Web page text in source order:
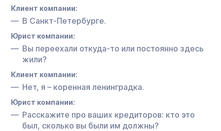
Клиент компании:
В Санкт-Петербурге.
Юрист компании:
Вы переехали откуда-то или постоянно здесь
жили?
Клиент компании:
Нет, я – коренная ленинградка.
Юрист компании:
Расскажите про ваших кредиторов: кто это
был, сколько вы были им должны?